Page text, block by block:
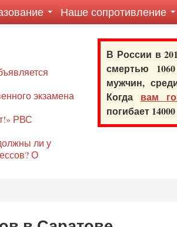
Наше сопротивление
экзамена
РВС
ли у
О
В России в
смертью
мужчин,
Когда вам
погибает